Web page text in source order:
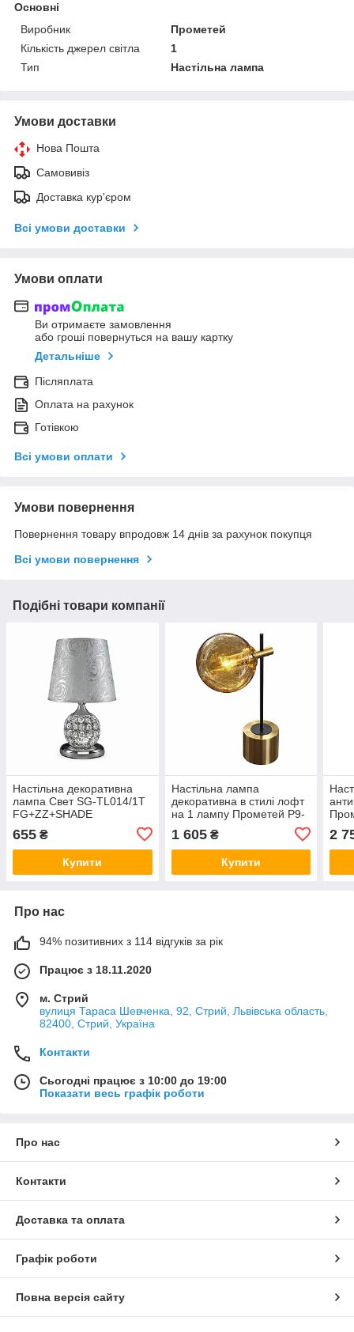
Основні
Виробник
Прометей
Кількість джерел світла
1
Тип
Настільна лампа
Умови доставки
Нова Пошта
Самовивіз
Доставка кур'єром
Всі умови доставки
Умови оплати
Ви отримаєте замовлення
або гроші повернуться на вашу картку
Детальніше
Післяплата
Оплата на рахунок
Готівкою
Всі умови оплати
Умови повернення
Повернення товару впродовж 14 днів за рахунок покупця
Всі умови повернення
Подібні товари компанії
Настільна декоративна
лампа Свет SG-TL014/1T
FG+ZZ+SHADE
655 ₴
Купити
Настільна лампа
декоративна в стилі лофт
на 1 лампу Прометей P9-
1 605₴
Купити
2
Про нас
94% позитивних з 114 відгуків за рік
Працює з 18.11.2020
м. Стрий
вулиця Тараса Шевченка, 92, Стрий, Львівська область,
82400, Стрий, Україна
Контакти
Сьогодні працює з 10:00 до 19:00
Показати весь графік роботи
Про нас
Контакти
Доставка та оплата
Графік роботи
Повна версія сайту